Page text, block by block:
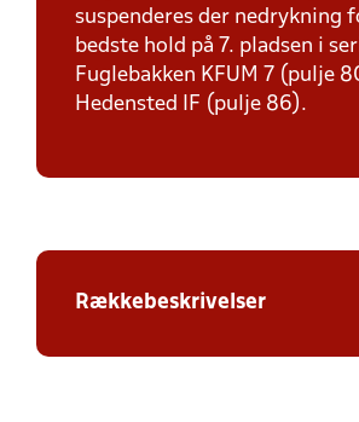
suspenderes der nedrykning
bedste hold på 7. pladsen i
Fuglebakken KFUM 7 (pulje
Hedensted IF (pulje 86).
Rækkebeskrivelser